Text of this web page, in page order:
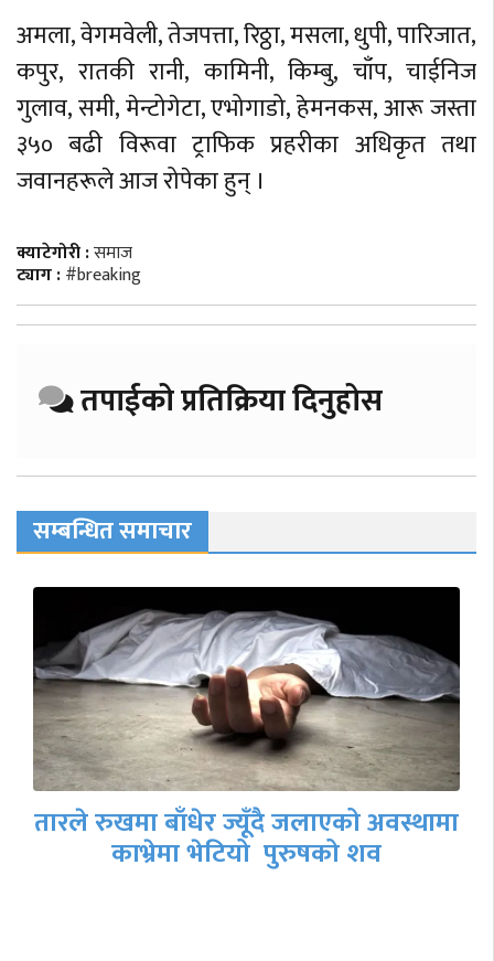
अमला, वेगमवेली, तेजपत्ता, रिठ्ठा, मसला, धुपी, पारिजात,
कपुर, रातकी रानी, कामिनी, किम्बु, चाँप, चाईनिज
गुलाव, समी, मेन्टोगेटा, एभोगाडो, हेमनकस, आरू जस्ता
३५० बढी विरूवा ट्राफिक प्रहरीका अधिकृत तथा
जवानहरूले आज रोपेका हुन् ।
क्याटेगोरी :समाज
ट्याग :#breaking
तपाईको प्रतिक्रिया दिनुहोस
सम्बन्धित समाचार